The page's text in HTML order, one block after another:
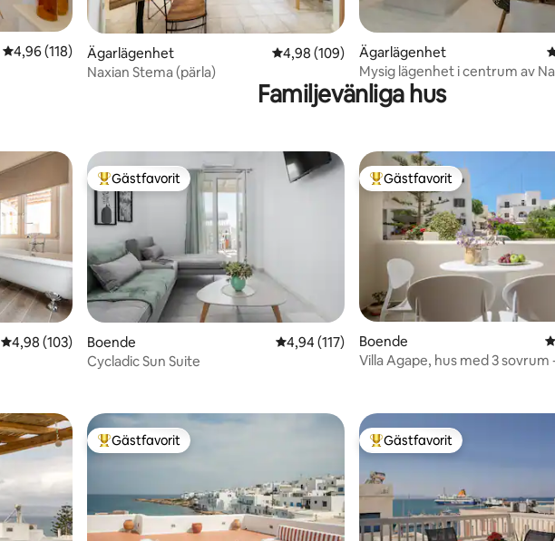
4,96 av 5 i genomsnittligt betyg, 118 omdömen
4,96 (118)
Ägarlägenhet 4,98 av 5 i genomsnittligt betyg, 109
4,98 (109)
Naxian Stema (pärla)
Ägarlägenhet
Mysig lägenhet i centrum av
Myrtilo
Familjevänliga hus
4,98 av 5 i genomsnittligt betyg, 103 omdömen
4,98 (103)
Populär gästfavorit
Gästfavorit
Boende 4,94 av 5 i genomsnittligt betyg, 117
4,94 (117)
Cycladic Sun Suite
Populär gästfavorit
Gästfavorit
Boende
Villa Agape, hus med 3 sovrum
Populär gästfavorit
Gästfavorit Populär gästfavorit
Gästfavorit